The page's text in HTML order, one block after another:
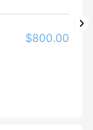
$800.00